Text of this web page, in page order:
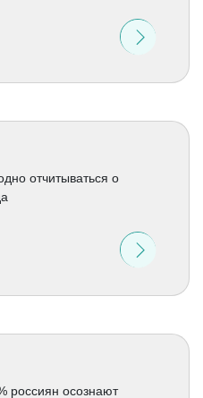
отчитываться о
россиян осознают